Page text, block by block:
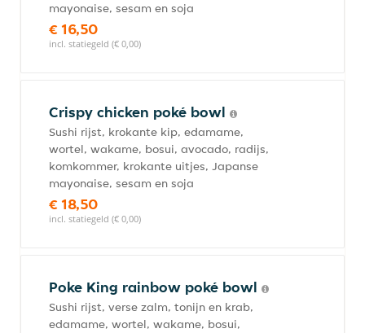
mayonaise, sesam en soja
€ 16,50
incl. statiegeld (€ 0,00)
Crispy chicken poké bowl
Sushi rijst, krokante kip, edamame,
wortel, wakame, bosui, avocado, radijs,
komkommer, krokante uitjes, Japanse
mayonaise, sesam en soja
€ 18,50
incl. statiegeld (€ 0,00)
Poke King rainbow poké bowl
Sushi rijst, verse zalm, tonijn en krab,
edamame, wortel, wakame, bosui,